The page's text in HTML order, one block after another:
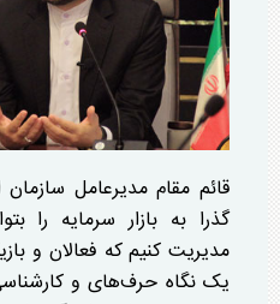
قائم مقام مدیرعامل
گذرا به بازار سرمایه را
مدیریت کنیم که فعالان و
یک نگاه حرف‌های و